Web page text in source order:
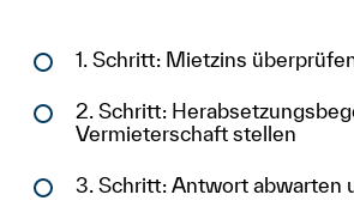
1. Schritt: Mietzins
2. Schritt:
Vermieterschaft stellen
3. Schritt: Antwort abwarten